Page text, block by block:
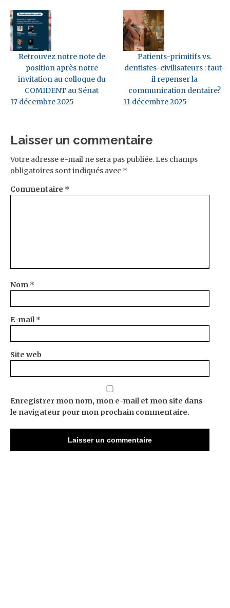
Retrouvez notre note de
position après notre
invitation au colloque du
COMIDENT au Sénat
17 décembre 2025
Patients-primitifs vs.
dentistes-civilisateurs : faut-
il repenser la
communication dentaire?
11 décembre 2025
Laisser un commentaire
Votre adresse e-mail ne sera pas publiée. Les champs
obligatoires sont indiqués avec *
Commentaire *
Nom *
E-mail*
Site web
Enregistrer mon nom, mon e-mail et mon site dans
le navigateur pour mon prochain commentaire.